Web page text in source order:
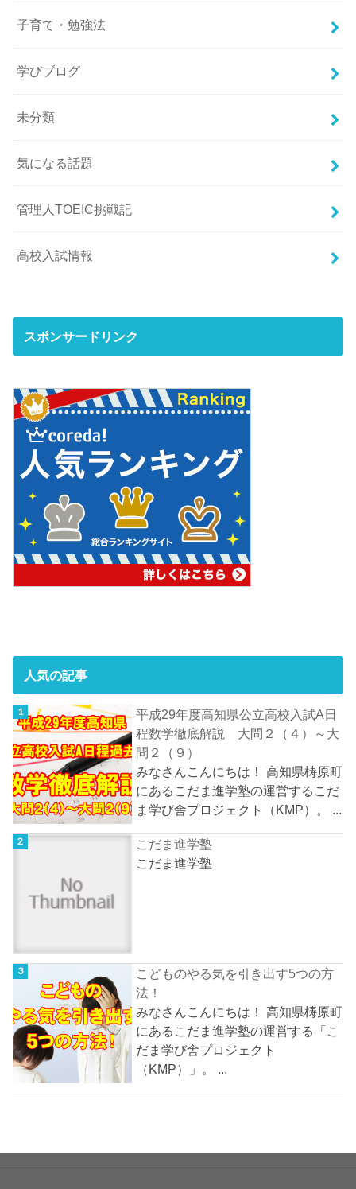
子育て・勉強法
学びブログ
未分類
気になる話題
管理人TOEIC挑戦記
高校入試情報
スポンサードリンク
人気の記事
平成29年度高知県公立高校入試A日
程数学徹底解説 大問２（４）～大
問２（９）
みなさんこんにちは！ 高知県梼原町
にあるこだま進学塾の運営するこだ
ま学び舎プロジェクト（KMP）。 ...
こだま進学塾
こだま進学塾
こどものやる気を引き出す5つの方
法！
みなさんこんにちは！ 高知県梼原町
にあるこだま進学塾の運営する「こ
だま学び舎プロジェクト
（KMP）」。 ...